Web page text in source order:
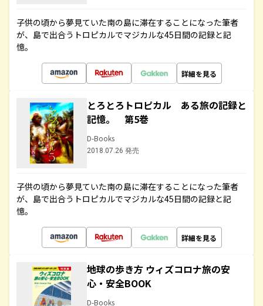
子供の頃から夢見ていた南の島に滞在することになった筆者
が、島で出合うトロピカルでマジカルな45日間の記録と記
憶。
詳細を見る
とろとろトロピカル ある旅の記録と
記憶。 第5巻
D-Books
2018.07.26 発売
子供の頃から夢見ていた南の島に滞在することになった筆者
が、島で出合うトロピカルでマジカルな45日間の記録と記
憶。
詳細を見る
地球の歩き方 ウィズコロナ旅の安
心・安全BOOK
D-Books